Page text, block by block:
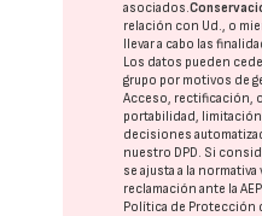
asociados.
relación con Ud., o
llevar a cabo las
Los datos pueden
grupo por motivos de
Acceso, rectificación,
portabilidad,
decisiones
nuestro DPD. Si
se ajusta a la
reclamación ante la
Política de Protección